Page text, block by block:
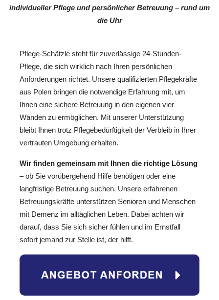
individueller Pflege und persönlicher Betreuung – rund um
die Uhr
Pflege-Schätzle steht für zuverlässige 24-Stunden-
Pflege, die sich wirklich nach Ihren persönlichen
Anforderungen richtet. Unsere qualifizierten Pflegekräfte
aus Polen bringen die notwendige Erfahrung mit, um
Ihnen eine sichere Betreuung in den eigenen vier
Wänden zu ermöglichen. Mit unserer Unterstützung
bleibt Ihnen trotz Pflegebedürftigkeit der Verbleib in Ihrer
vertrauten Umgebung erhalten.
Wir finden gemeinsam mit Ihnen die richtige Lösung
– ob Sie vorübergehend Hilfe benötigen oder eine
langfristige Betreuung suchen. Unsere erfahrenen
Betreuungskräfte unterstützen Senioren und Menschen
mit Demenz im alltäglichen Leben. Dabei achten wir
darauf, dass Sie sich sicher fühlen und im Ernstfall
sofort jemand zur Stelle ist, der hilft.